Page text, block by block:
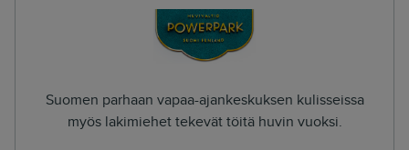
Suomen parhaan vapaa-ajankeskuksen kulisseissa
myös lakimiehet tekevät töitä huvin vuoksi.